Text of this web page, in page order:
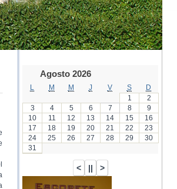
Agosto 2026
M M J V S
D
1
2
3
4 5 6 7 8
9
10
11 12 13 14 15
16
17
18 19 20 21 22
23
24
25 26 27 28 29
30
31